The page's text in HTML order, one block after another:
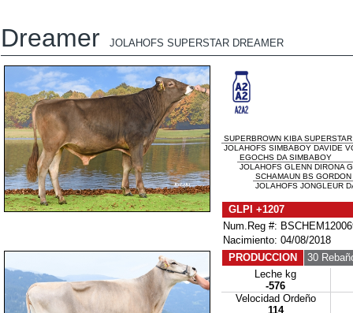
Dreamer JOLAHOFS SUPERSTAR DREAMER
SUPERBROWN KIBA SUPERSTAR
JOLAHOFS SIMBABOY DAVIDE
EGOCHS DA SIMBABOY
JOLAHOFS GLENN DIRONA
SCHAMAUN BS
JOLAHOFS JONGLEUR
GLPI +1207
Num.Reg #:
Nacimiento: 04/08/2018
PRODUCCION
30
Leche kg
-576
Velocidad Ordeño
114